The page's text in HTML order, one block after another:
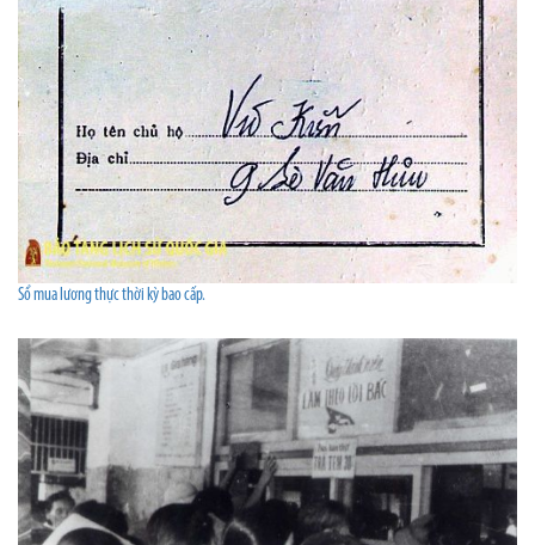
Sổ mua lương thực thời kỳ bao cấp.